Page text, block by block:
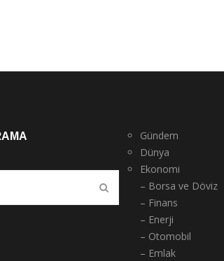
Gündem
Dünya
Ekonomi
– Borsa ve Döviz
– Finans
– Enerji
– Otomobil
– Emlak